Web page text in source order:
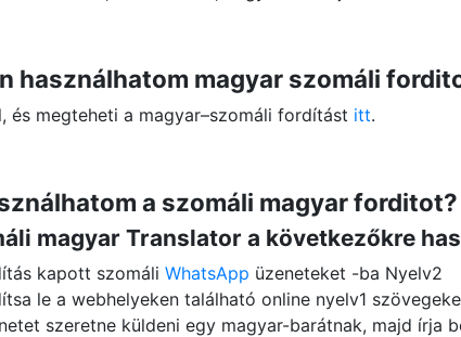
használhatom magyar szomáli
és megteheti a magyar–szomáli fordítást itt.
a szomáli magyar forditot?
magyar Translator a következőkre
kapott szomáliWhatsApp üzeneteket -ba Nyelv2
le a webhelyeken található online nyelv1
szeretne küldeni egy magyar-barátnak, majd írja